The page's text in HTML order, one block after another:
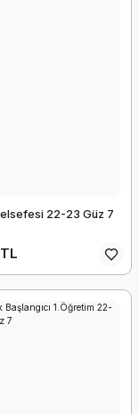
22-23 Güz 7